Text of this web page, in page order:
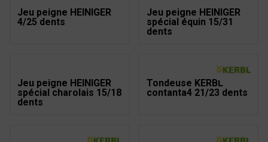
Jeu peigne HEINIGER
4/25 dents
Jeu peigne HEINIGER
spécial équin 15/31
dents
Jeu peigne HEINIGER
spécial charolais 15/18
dents
Tondeuse KERBL
contanta4 21/23 dents